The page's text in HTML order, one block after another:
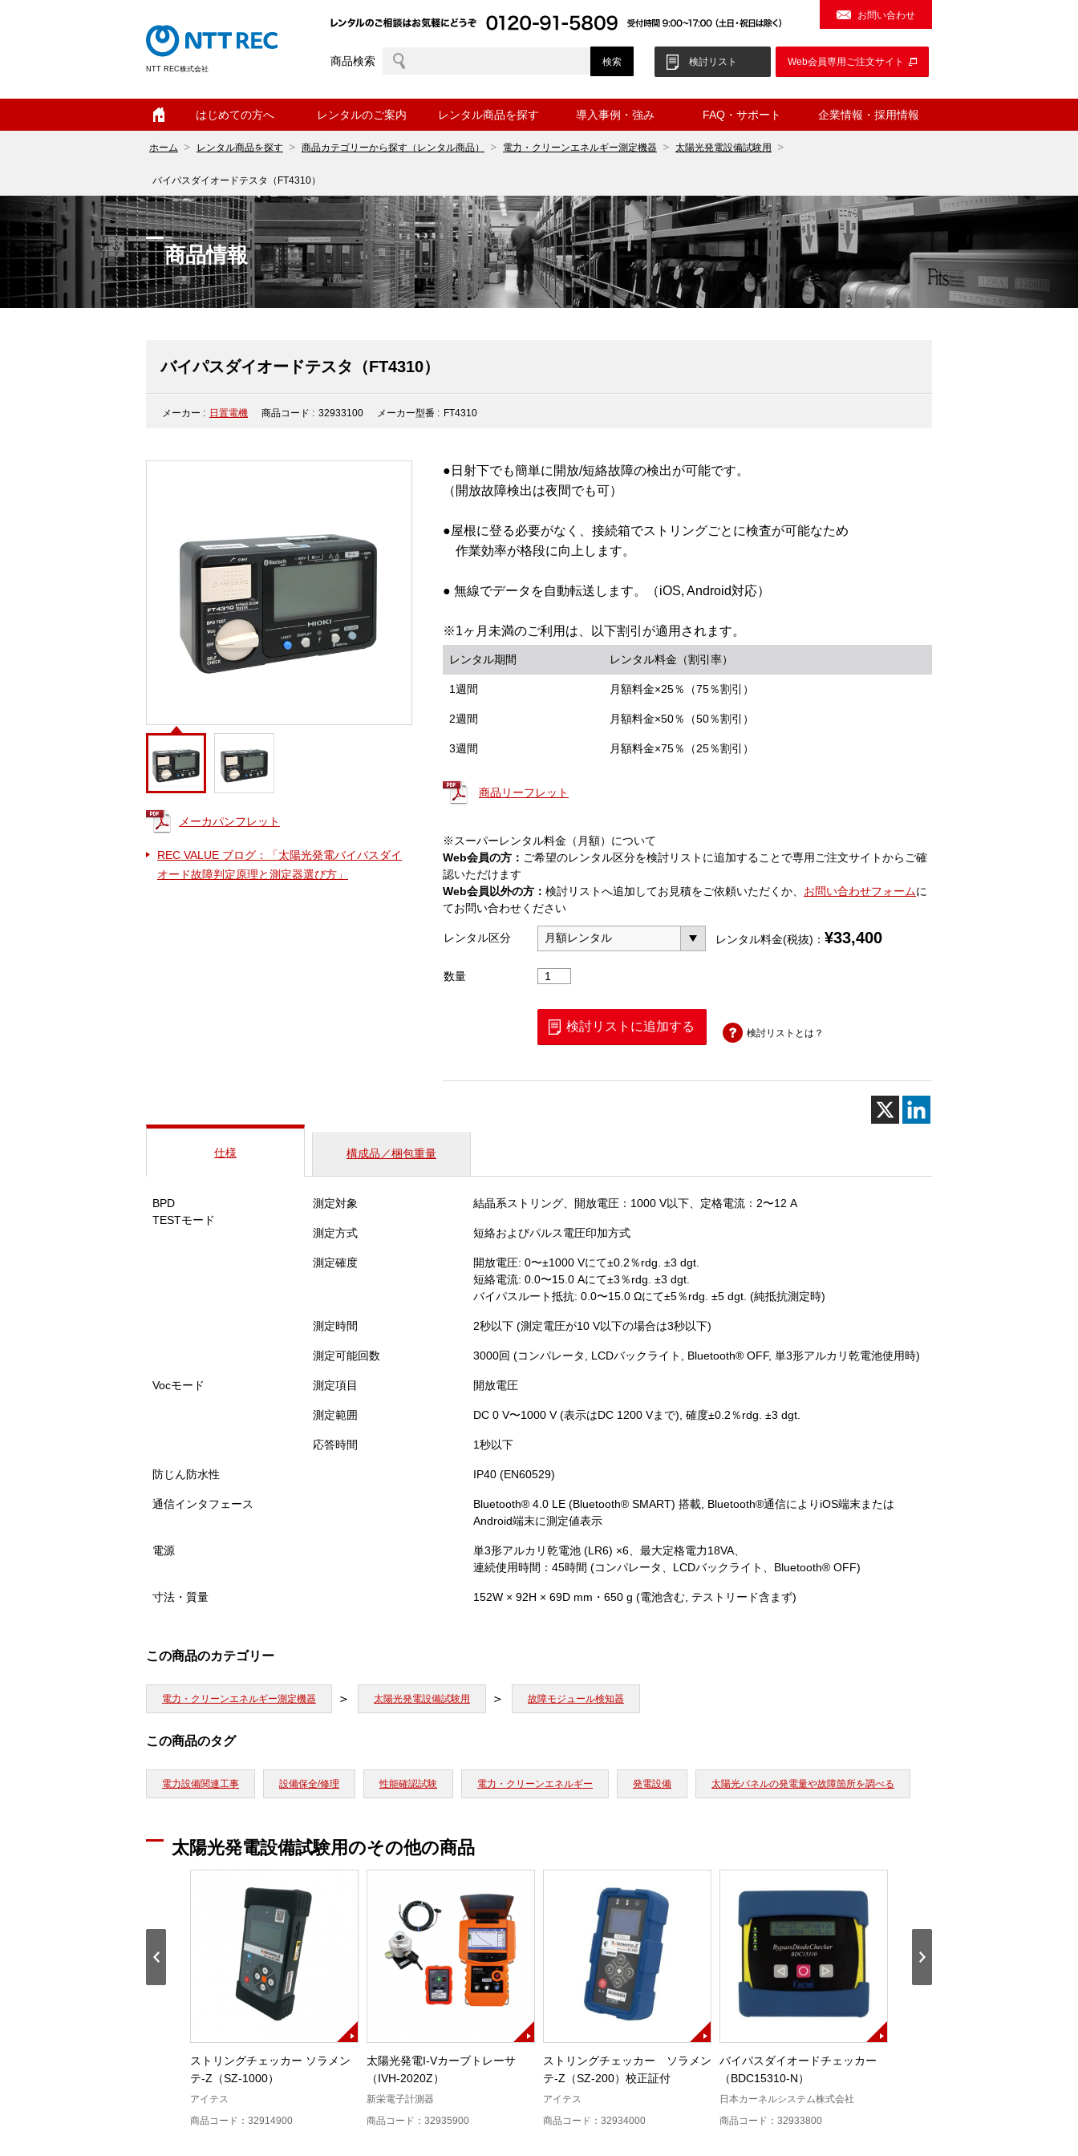
NTT REC株式会社
お問い合わせ
商品検索 検討リスト Web会員専用ご注文サイト
はじめての方へ レンタルのご案内 レンタル商品を探す 導入事例・強み FAQ・サポート 企業情報・採用情報
ホーム レンタル商品を探す 商品カテゴリーから探す（レンタル商品） 電力・クリーンエネルギー測定機器 太陽光発電設備試験用
バイパスダイオードテスタ（FT4310）
商品情報
バイパスダイオードテスタ（FT4310）
メーカー : 日置電機 商品コード : 32933100 メーカー型番 : FT4310
メーカパンフレット
REC VALUE ブログ：「太陽光発電バイパスダイ
オード故障判定原理と測定器選び方」
●日射下でも簡単に開放/短絡故障の検出が可能です。
（開放故障検出は夜間でも可）
●屋根に登る必要がなく、接続箱でストリングごとに検査が可能なため
作業効率が格段に向上します。
● 無線でデータを自動転送します。（iOS, Android対応）
※1ヶ月未満のご利用は、以下割引が適用されます。
レンタル期間 レンタル料金（割引率）
1週間 月額料金×25％（75％割引）
2週間 月額料金×50％（50％割引）
3週間 月額料金×75％（25％割引）
商品リーフレット
※スーパーレンタル料金（月額）について
Web会員の方： ご希望のレンタル区分を検討リストに追加することで専用ご注文サイトからご確
認いただけます
Web会員以外の方： 検討リストへ追加してお見積をご依頼いただくか、 お問い合わせフォームに
てお問い合わせください
レンタル区分 レンタル料金(税抜)： ¥33,400
数量
バ
パ
ダ
（FT4310）
検討リストに追加する 検討リストとは？
仕様 構成品／梱包重量
BPD
TESTモード
測定対象 結晶系ストリング、開放電圧：1000 V以下、定格電流：2〜12 A
測定方式 短絡およびパルス電圧印加方式
測定確度
開放電圧: 0〜±1000 Vにて±0.2％rdg. ±3 dgt.
短絡電流: 0.0〜15.0 Aにて±3％rdg. ±3 dgt.
バイパスルート抵抗: 0.0〜15.0 Ωにて±5％rdg. ±5 dgt. (純抵抗測定時)
測定時間 2秒以下 (測定電圧が10 V以下の場合は3秒以下)
測定可能回数 3000回 (コンパレータ, LCDバックライト, Bluetooth® OFF, 単3形アルカリ乾電池使用時)
Vocモード 測定項目 開放電圧
測定範囲 DC 0 V〜1000 V (表示はDC 1200 Vまで), 確度±0.2％rdg. ±3 dgt.
応答時間 1秒以下
防じん防水性 IP40 (EN60529)
通信インタフェース
Bluetooth® 4.0 LE (Bluetooth® SMART) 搭載, Bluetooth®通信によりiOS端末または
Android端末に測定値表示
電源
単3形アルカリ乾電池 (LR6) ×6、最大定格電力18VA、
連続使用時間：45時間 (コンパレータ、LCDバックライト、Bluetooth® OFF)
寸法・質量 152W × 92H × 69D mm・650 g (電池含む, テストリード含まず)
この商品のカテゴリー
電力・クリーンエネルギー測定機器 太陽光発電設備試験用 故障モジュール検知器
この商品のタグ
電力設備関連工事 設備保全/修理 性能確認試験 電力・クリーンエネルギー 発電設備 太陽光パネルの発電量や故障箇所を調べる
太陽光発電設備試験用のその他の商品
ストリングチェッカー ソラメン
テ-Z（SZ-1000）
アイテス
商品コード：32914900
太陽光発電I-Vカーブトレーサ
（IVH-2020Z）
新栄電子計測器
商品コード：32935900
ストリングチェッカー ソラメン
テ-Z（SZ-200）校正証付
アイテス
商品コード：32934000
バイパスダイオードチェッカー
（BDC15310-N）
日本カーネルシステム株式会社
商品コード：32933800